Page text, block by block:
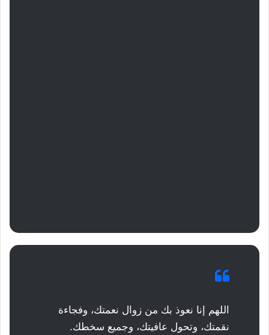
اللهم إنا نعوذ بك من زوال نعمتك، وفجاءة
نقمتك، وتحول عافيتك، وجميع سخطك.